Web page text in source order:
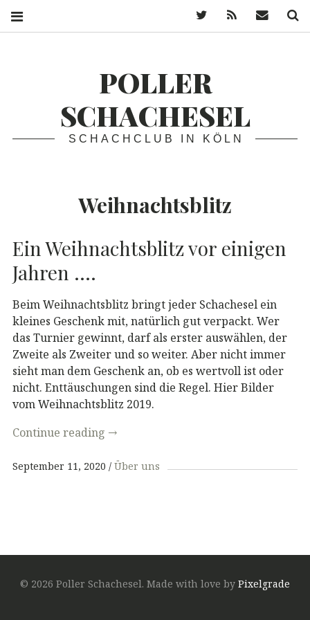
POLLER
SCHACHESEL
SCHACHCLUB IN KÖLN
Weihnachtsblitz
Ein Weihnachtsblitz vor einigen
Jahren ….
Beim Weihnachtsblitz bringt jeder Schachesel ein
kleines Geschenk mit, natürlich gut verpackt. Wer
das Turnier gewinnt, darf als erster auswählen, der
Zweite als Zweiter und so weiter. Aber nicht immer
sieht man dem Geschenk an, ob es wertvoll ist oder
nicht. Enttäuschungen sind die Regel. Hier Bilder
vom Weihnachtsblitz 2019.
Continue reading →
September 11, 2020 Über uns
© 2026 Poller Schachesel. Made with love by Pixelgrade
Twitter Feed Mail